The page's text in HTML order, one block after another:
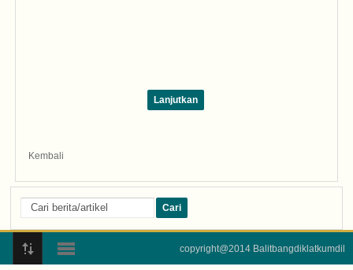
Kembali
copyright@2014 Balitbangdiklatkumdil